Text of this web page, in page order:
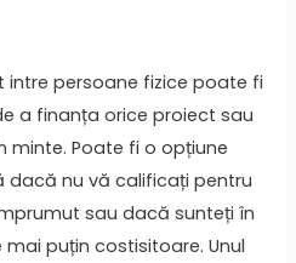
persoane fizice poate fi
a finanța orice proiect sau
minte. Poate fi o opțiune
nu vă calificați pentru
sau dacă sunteți în
puțin costisitoare. Unul